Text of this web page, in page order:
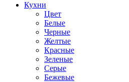
Кухни
Цвет
Белые
Черные
Желтые
Красные
Зеленые
Серые
Бежевые